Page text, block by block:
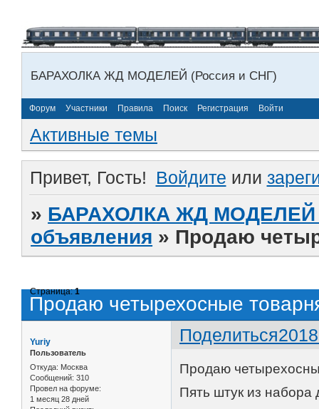
БАРАХОЛКА ЖД МОДЕЛЕЙ (Россия и СНГ)
Форум Участники Правила Поиск Регистрация Войти
Активные темы
Привет, Гость! Войдите или
» БАРАХОЛКА ЖД МОДЕЛЕЙ
объявления » Продаю
Продаю четырехосные
Страница:1
Поделиться
Yuriy
Пользователь
Откуда: Москва
Сообщений: 310
Провел на форуме:
1 месяц 28 дней
Продаю
Пять штук из набора